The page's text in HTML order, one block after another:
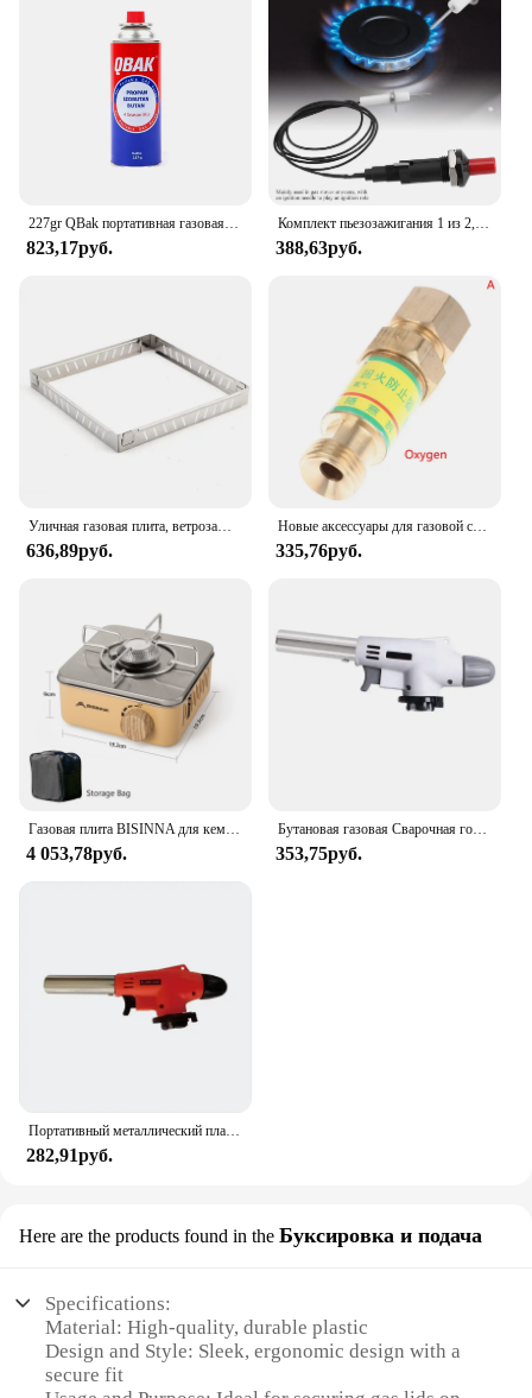
823,17руб. 388,63руб.
636,89руб.
Новые аксессуары для газовой сварки, кислородный/ацетиленовый обратный клапан, фонариковый затвор, сварочный/режущий инструмент для газовой резки
335,76руб.
4 053,78руб.
Бутановая газовая Сварочная горелка для приготовления пищи с автоматическим зажиганием
353,75руб.
Портативный металлический пламенный пистолет, бутановая газовая сварочная горелка, сварочная газовая горелка, газовая горелка, продувка для барбекю, кемпинга, приготовления пищи
282,91руб.
Here are the products found in the Буксировка и подача
Specifications:
Material: High-quality, durable plastic
Design and Style: Sleek, ergonomic design with a
secure fit